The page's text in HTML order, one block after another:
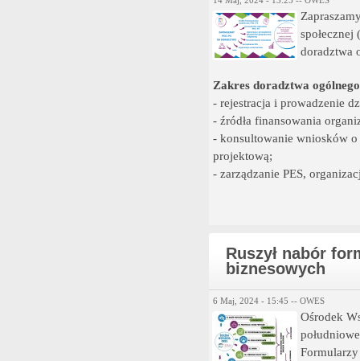
doradztwa
Zakres doradztwa
- rejestracja i prowadzenie
- źródła finansowania
- konsultowanie wniosków
projektową;
- zarządzanie PES,
Ruszył nabór
biznesowych
6 Maj, 2024 - 15:45 -- OWES
Ośrodek